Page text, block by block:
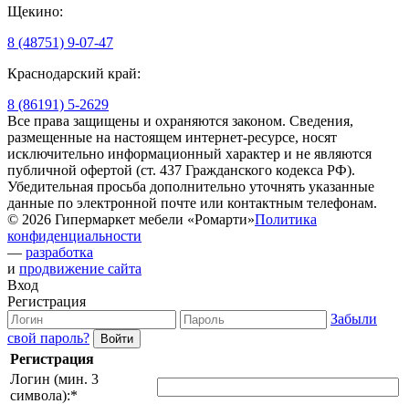
Щекино:
8 (48751) 9-07-47
Краснодарский край:
8 (86191) 5-2629
Все права защищены и охраняются законом. Сведения,
размещенные на настоящем интернет-ресурсе, носят
исключительно информационный характер и не являются
публичной офертой (ст. 437 Гражданского кодекса РФ).
Убедительная просьба дополнительно уточнять указанные
данные по электронной почте или контактным телефонам.
© 2026 Гипермаркет мебели «Ромарти»Политика
конфиденциальности
— разработка
и продвижение сайта
Вход
Регистрация
Забыли
свой пароль?
Регистрация
Логин (мин. 3
символа):*